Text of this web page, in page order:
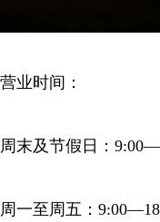
营业时间：
周末及节假日：
周一至周五：